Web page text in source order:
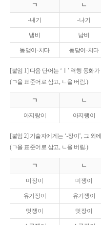
ㄱ ㄴ
-내기 -나기
냄비 남비
동댕이-치다 동당이-치다
[붙임 1] 다음 단어는 ‘ㅣ’ 역행 동화
(ㄱ을 표준어로 삼고, ㄴ을 버림.)
ㄱ ㄴ
아지랑이 아지랭이
[붙임 2] 기술자에게는 ‘-장이’, 그 외
(ㄱ을 표준어로 삼고, ㄴ을 버림.)
ㄱ ㄴ
미장이 미쟁이
유기장이 유기쟁이
멋쟁이 멋장이